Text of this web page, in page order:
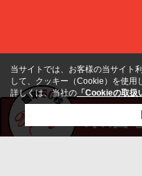
当サイトでは、お客様の当サイト
して、クッキー（Cookie）を使用
詳しくは、当社の 「Cookieの取扱